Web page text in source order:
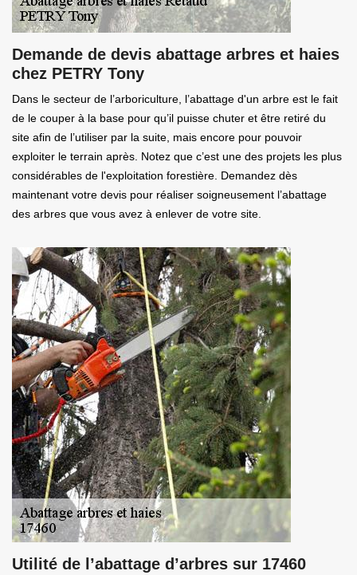
Demande de devis abattage arbres et haies
chez PETRY Tony
Dans le secteur de l’arboriculture, l’abattage d'un arbre est le fait
de le couper à la base pour qu’il puisse chuter et être retiré du
site afin de l’utiliser par la suite, mais encore pour pouvoir
exploiter le terrain après. Notez que c’est une des projets les plus
considérables de l'exploitation forestière. Demandez dès
maintenant votre devis pour réaliser soigneusement l’abattage
des arbres que vous avez à enlever de votre site.
Utilité de l’abattage d’arbres sur 17460